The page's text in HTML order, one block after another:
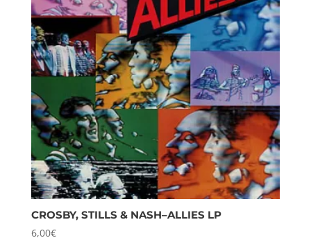
CROSBY, STILLS & NASH–ALLIES LP
6,00€